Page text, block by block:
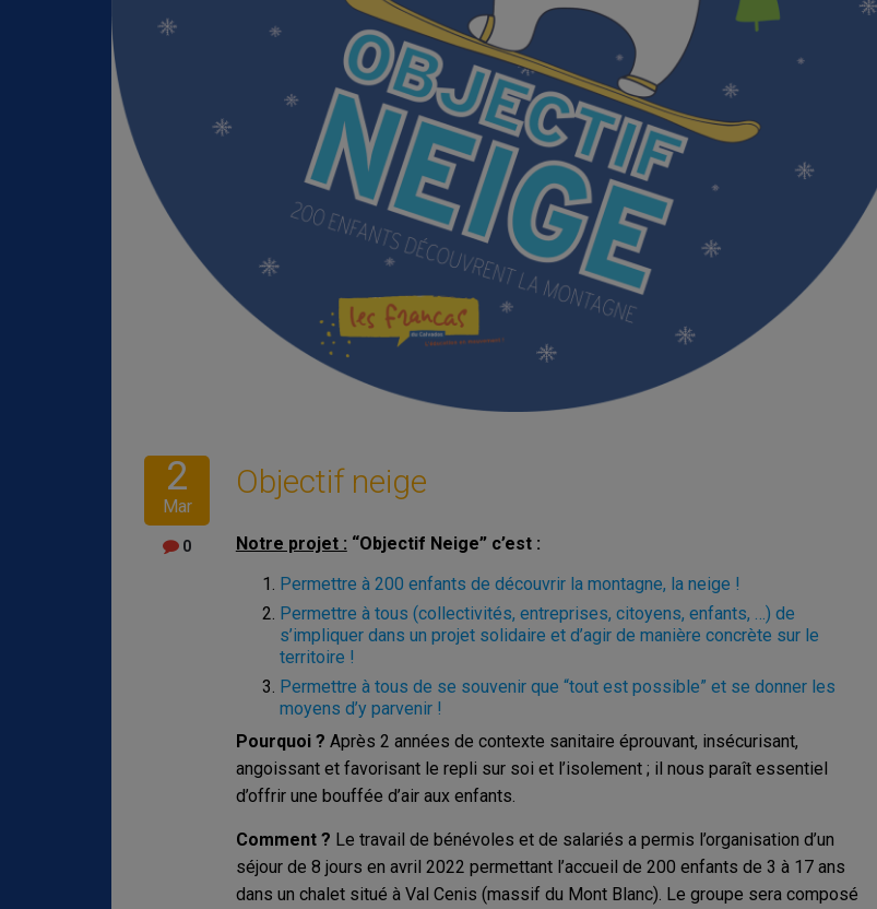
2
Mar
0
Objectif neige
Notre projet : “Objectif Neige” c’est :
Permettre à 200 enfants de découvrir la montagne, la neige !
Permettre à tous (collectivités, entreprises, citoyens, enfants, …) de
s’impliquer dans un projet solidaire et d’agir de manière concrète sur le
territoire !
Permettre à tous de se souvenir que “tout est possible” et se donner les
moyens d’y parvenir !
Pourquoi ? Après 2 années de contexte sanitaire éprouvant, insécurisant,
angoissant et favorisant le repli sur soi et l’isolement ; il nous paraît essentiel
d’offrir une bouffée d’air aux enfants.
Comment ? Le travail de bénévoles et de salariés a permis l’organisation d’un
séjour de 8 jours en avril 2022 permettant l’accueil de 200 enfants de 3 à 17 ans
dans un chalet situé à Val Cenis (massif du Mont Blanc). Le groupe sera composé